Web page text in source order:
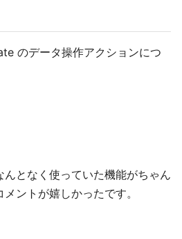
のデータ操作アクションにつ
となく使っていた機能がちゃん
ントが嬉しかったです。